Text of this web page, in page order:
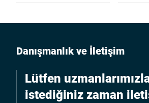
performans için.
verim
Danışmanlık ve İletişim
Lütfen
istediğiniz zaman